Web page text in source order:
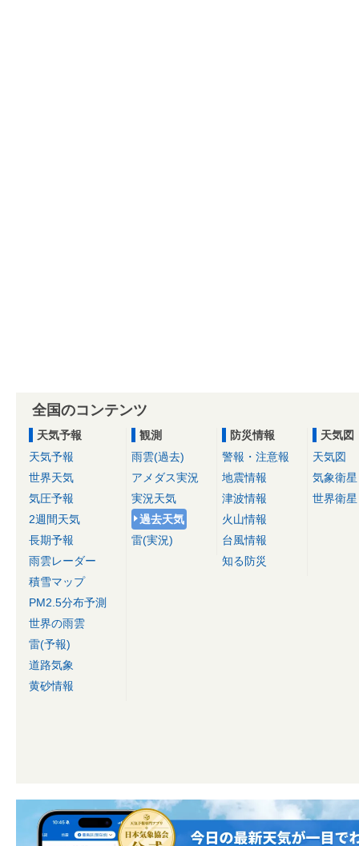
全国のコンテンツ
天気予報
天気予報
世界天気
気圧予報
2週間天気
長期予報
雨雲レーダー
積雪マップ
PM2.5分布予測
世界の雨雲
雷(予報)
道路気象
黄砂情報
観測
雨雲(過去)
アメダス実況
実況天気
過去天気
雷(実況)
防災情報
警報・注意報
地震情報
津波情報
火山情報
台風情報
知る防災
天気図
天気図
気象衛星
世界衛星